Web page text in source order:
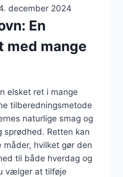
december 2024
En
med mange
elsket ret i mange
tilberedningsmetode
naturlige smag og
sprødhed. Retten kan
måder, hvilket gør den
til både hverdag og
vælger at tilføje